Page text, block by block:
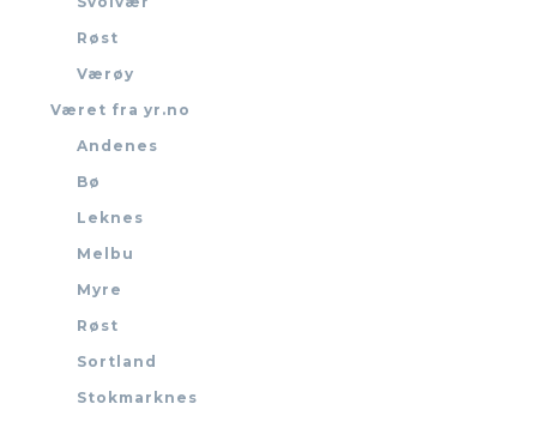
Røst
Værøy
Været fra yr.no
Andenes
Bø
Leknes
Melbu
Myre
Røst
Sortland
Stokmarknes